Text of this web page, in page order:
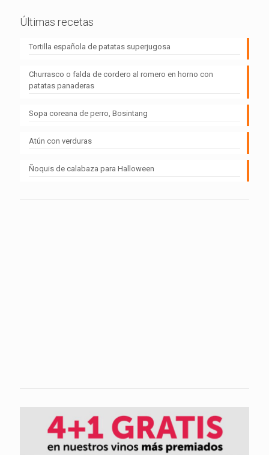
Últimas recetas
Tortilla española de patatas superjugosa
Churrasco o falda de cordero al romero en horno con
patatas panaderas
Sopa coreana de perro, Bosintang
Atún con verduras
Ñoquis de calabaza para Halloween